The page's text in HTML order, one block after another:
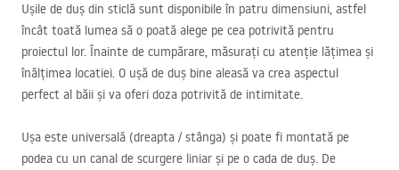
Ușile de duș din sticlă sunt disponibile în patru dimensiuni, astfel
încât toată lumea să o poată alege pe cea potrivită pentru
proiectul lor. Înainte de cumpărare, măsurați cu atenție lățimea și
înălțimea locatiei. O ușă de duș bine aleasă va crea aspectul
perfect al băii și va oferi doza potrivită de intimitate.
Ușa este universală (dreapta / stânga) și poate fi montată pe
podea cu un canal de scurgere liniar și pe o cada de duș. De